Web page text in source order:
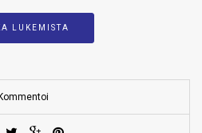
LUKEMISTA